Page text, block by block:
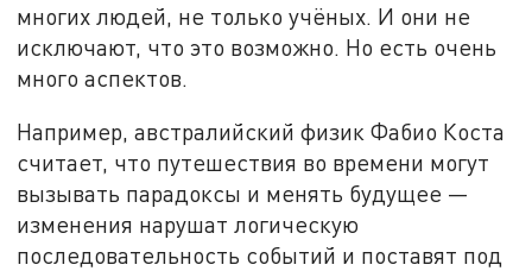
многих людей, не только учёных. И они не
исключают, что это возможно. Но есть очень
много аспектов.
Например, австралийский физик Фабио Коста
считает, что путешествия во времени могут
вызывать парадоксы и менять будущее —
изменения нарушат логическую
последовательность событий и поставят под